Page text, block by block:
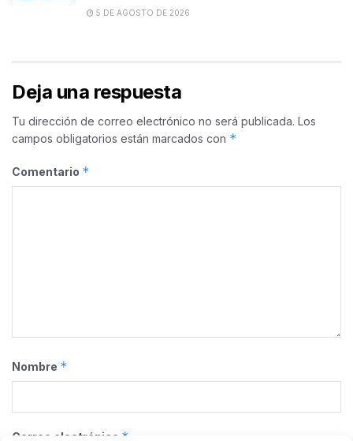
5 DE AGOSTO DE 2026
Deja una respuesta
Tu dirección de correo electrónico no será publicada. Los
campos obligatorios están marcados con *
Comentario *
Nombre *
Correo electrónico *